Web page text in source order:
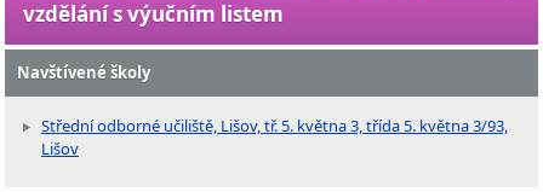
vzdělání s výučním listem
Navštívené školy
Střední odborné učiliště, Lišov, tř. 5. května 3, třída 5. května 3/93,
Lišov